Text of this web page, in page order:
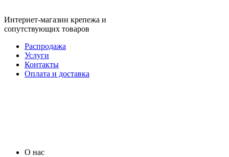
Интернет-магазин крепежа и
сопутствующих товаров
Распродажа
Услуги
Контакты
Оплата и доставка
О нас